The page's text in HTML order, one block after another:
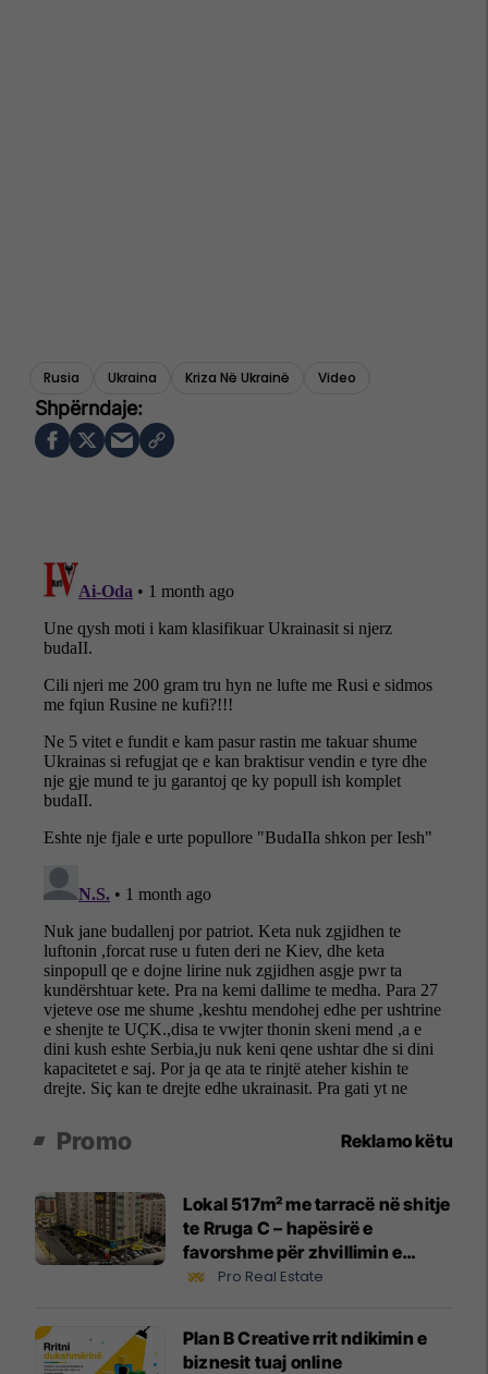
Rusia Ukraina Kriza Në Ukrainë Video
Promo Reklamo këtu
Lokal 517m² me tarracë në shitje
te Rruga C – hapësirë e
favorshme për zhvillimin e
biznesit #15796
Pro Real Estate
Plan B Creative rrit ndikimin e
biznesit tuaj online